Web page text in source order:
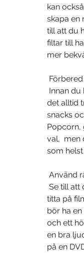
kan
skapa en
till att du
filtar till
mer
det alltid
snacks
Popcorn,
val,  men
som
Använd
titta på
bör ha
och ett
en bra
på en